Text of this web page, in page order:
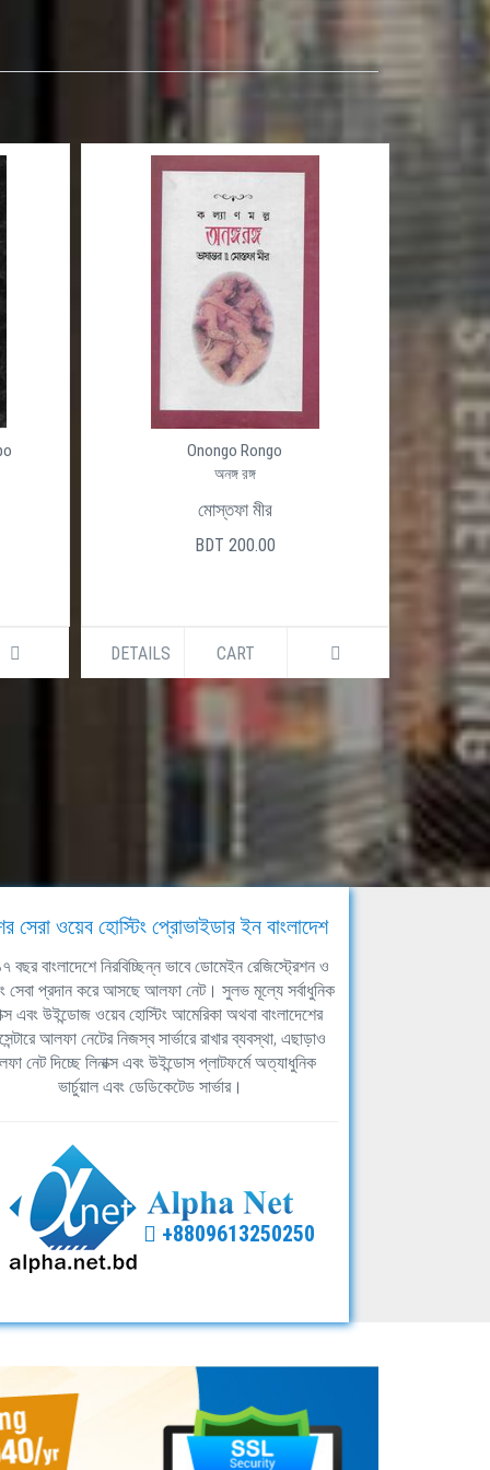
Onongo Rongo
অনঙ্গ রঙ্গ
মোস্তফা মীর
BDT 200.00
DETAILS CART DETAILS
সেরা ওয়েব হোস্টিং প্রোভাইডার ইন বাংলাদেশ
বছর বাংলাদেশে নিরবিচ্ছিন্ন ভাবে ডোমেইন রেজিস্ট্রেশন ও
সেবা প্রদান করে আসছে আলফা নেট। সুলভ মূল্যে সর্বাধুনিক
এবং উইন্ডোজ ওয়েব হোস্টিং আমেরিকা অথবা বাংলাদেশের
আলফা নেটের নিজস্ব সার্ভারে রাখার ব্যবস্থা, এছাড়াও
নেট দিচ্ছে লিনাক্স এবং উইন্ডোস প্লাটফর্মে অত্যাধুনিক
ভার্চুয়াল এবং ডেডিকেটেড সার্ভার।
+8809613250250